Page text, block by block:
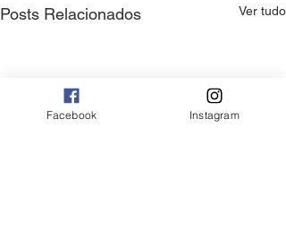
Posts Relacionados Ver tudo
Facebook Instagram